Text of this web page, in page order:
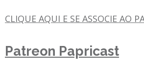
CLIQUE AQUI E SE ASSOCIE AO
Patreon Papricast